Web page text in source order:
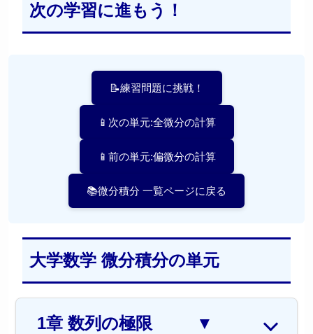
次の学習に進もう！
📝練習問題に挑戦！
📱次の単元:全微分の計算
📱前の単元:偏微分の計算
📚微分積分 一覧ページに戻る
大学数学 微分積分の単元
1章 数列の極限 ▼